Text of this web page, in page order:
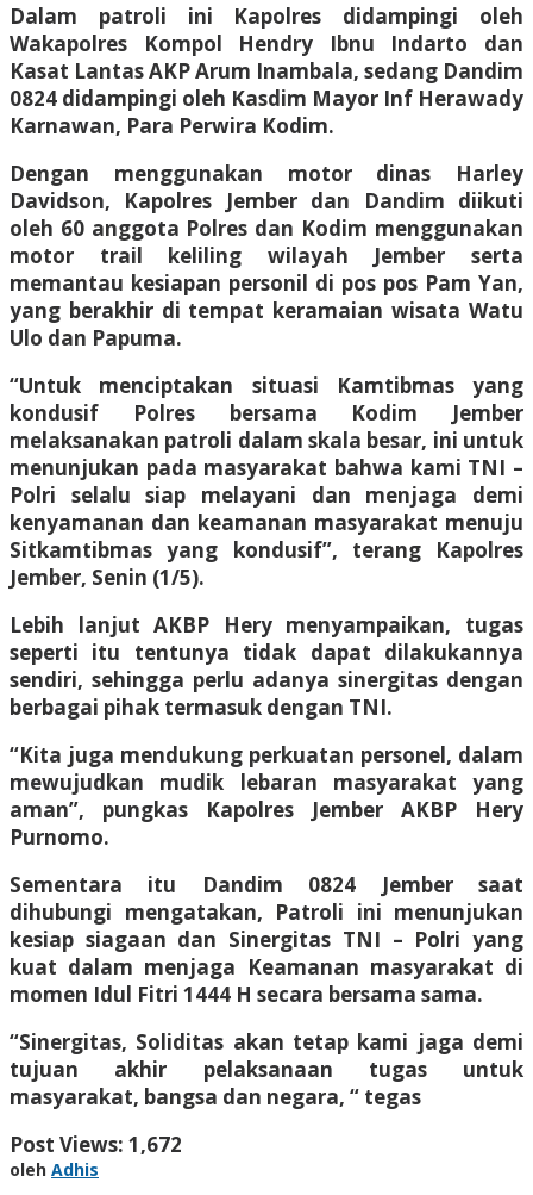
Dalam patroli ini Kapolres didampingi oleh
Wakapolres Kompol Hendry Ibnu Indarto dan
Kasat Lantas AKP Arum Inambala, sedang Dandim
0824 didampingi oleh Kasdim Mayor Inf Herawady
Karnawan, Para Perwira Kodim.
Dengan menggunakan motor dinas Harley
Davidson, Kapolres Jember dan Dandim diikuti
oleh 60 anggota Polres dan Kodim menggunakan
motor trail keliling wilayah Jember serta
memantau kesiapan personil di pos pos Pam Yan,
yang berakhir di tempat keramaian wisata Watu
Ulo dan Papuma.
“Untuk menciptakan situasi Kamtibmas yang
kondusif Polres bersama Kodim Jember
melaksanakan patroli dalam skala besar, ini untuk
menunjukan pada masyarakat bahwa kami TNI –
Polri selalu siap melayani dan menjaga demi
kenyamanan dan keamanan masyarakat menuju
Sitkamtibmas yang kondusif”, terang Kapolres
Jember, Senin (1/5).
Lebih lanjut AKBP Hery menyampaikan, tugas
seperti itu tentunya tidak dapat dilakukannya
sendiri, sehingga perlu adanya sinergitas dengan
berbagai pihak termasuk dengan TNI.
“Kita juga mendukung perkuatan personel, dalam
mewujudkan mudik lebaran masyarakat yang
aman”, pungkas Kapolres Jember AKBP Hery
Purnomo.
Sementara itu Dandim 0824 Jember saat
dihubungi mengatakan, Patroli ini menunjukan
kesiap siagaan dan Sinergitas TNI – Polri yang
kuat dalam menjaga Keamanan masyarakat di
momen Idul Fitri 1444 H secara bersama sama.
“Sinergitas, Soliditas akan tetap kami jaga demi
tujuan akhir pelaksanaan tugas untuk
masyarakat, bangsa dan negara, “ tegas
Post Views: 1,672
oleh Adhis